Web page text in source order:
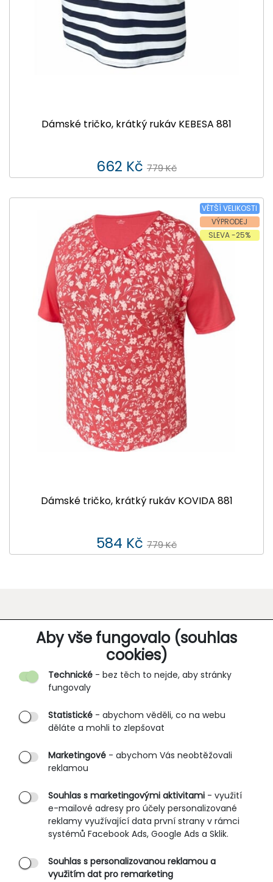
Aby vše fungovalo (souhlas
cookies)
Technické - bez těch to nejde, aby stránky
fungovaly
Statistické - abychom věděli, co na webu
děláte a mohli to zlepšovat
Marketingové - abychom Vás neobtěžovali
reklamou
Souhlas s marketingovými aktivitami - využití
e-mailové adresy pro účely personalizované
reklamy využívající data první strany v rámci
systémů Facebook Ads, Google Ads a Sklik.
Souhlas s personalizovanou reklamou a
využitím dat pro remarketing
Dámské tričko, krátký rukáv KEBESA 881
662 Kč 779 Kč
VĚTŠÍ VELIKOSTI
VÝPRODEJ
SLEVA -25%
Dámské tričko, krátký rukáv KOVIDA 881
584 Kč 779 Kč
O SPOLEČNOSTI
O nás
Partnerské prodejny
B2B vstup
PRŮVODCE NAKUPOVÁNÍM
Obchodní podmínky
Rozměrové tabulky
Způsoby doručení
Ochrana osobních údajů
SLUŽBY ZÁKAZNÍKŮM